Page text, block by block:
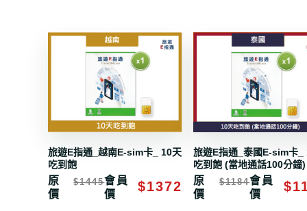
旅遊E指通_越南E-sim卡_ 10天
吃到飽
原
價
$1445會員
價
$1372
旅遊E指通_泰國E-sim卡_
吃到飽 (當地通話100分鐘)
原
價
$1184會員
價